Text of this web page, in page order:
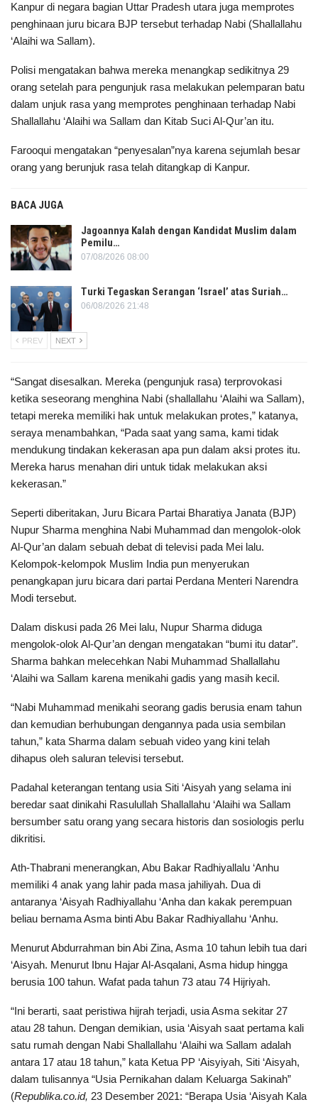
Kanpur di negara bagian Uttar Pradesh utara juga memprotes
penghinaan juru bicara BJP tersebut terhadap Nabi (Shallallahu
‘Alaihi wa Sallam).
Polisi mengatakan bahwa mereka menangkap sedikitnya 29
orang setelah para pengunjuk rasa melakukan pelemparan batu
dalam unjuk rasa yang memprotes penghinaan terhadap Nabi
Shallallahu ‘Alaihi wa Sallam dan Kitab Suci Al-Qur’an itu.
Farooqui mengatakan “penyesalan”nya karena sejumlah besar
orang yang berunjuk rasa telah ditangkap di Kanpur.
BACA JUGA
Jagoannya Kalah dengan Kandidat Muslim dalam
Pemilu…
07/08/2026 08:00
Turki Tegaskan Serangan ‘Israel’ atas Suriah…
06/08/2026 21:48
PREV NEXT
“Sangat disesalkan. Mereka (pengunjuk rasa) terprovokasi
ketika seseorang menghina Nabi (shallallahu ‘Alaihi wa Sallam),
tetapi mereka memiliki hak untuk melakukan protes,” katanya,
seraya menambahkan, “Pada saat yang sama, kami tidak
mendukung tindakan kekerasan apa pun dalam aksi protes itu.
Mereka harus menahan diri untuk tidak melakukan aksi
kekerasan.”
Seperti diberitakan, Juru Bicara Partai Bharatiya Janata (BJP)
Nupur Sharma menghina Nabi Muhammad dan mengolok-olok
Al-Qur’an dalam sebuah debat di televisi pada Mei lalu.
Kelompok-kelompok Muslim India pun menyerukan
penangkapan juru bicara dari partai Perdana Menteri Narendra
Modi tersebut.
Dalam diskusi pada 26 Mei lalu, Nupur Sharma diduga
mengolok-olok Al-Qur’an dengan mengatakan “bumi itu datar”.
Sharma bahkan melecehkan Nabi Muhammad Shallallahu
‘Alaihi wa Sallam karena menikahi gadis yang masih kecil.
“Nabi Muhammad menikahi seorang gadis berusia enam tahun
dan kemudian berhubungan dengannya pada usia sembilan
tahun,” kata Sharma dalam sebuah video yang kini telah
dihapus oleh saluran televisi tersebut.
Padahal keterangan tentang usia Siti ‘Aisyah yang selama ini
beredar saat dinikahi Rasulullah Shallallahu ‘Alaihi wa Sallam
bersumber satu orang yang secara historis dan sosiologis perlu
dikritisi.
Ath-Thabrani menerangkan, Abu Bakar Radhiyallalu ‘Anhu
memiliki 4 anak yang lahir pada masa jahiliyah. Dua di
antaranya ‘Aisyah Radhiyallahu ‘Anha dan kakak perempuan
beliau bernama Asma binti Abu Bakar Radhiyallahu ‘Anhu.
Menurut Abdurrahman bin Abi Zina, Asma 10 tahun lebih tua dari
‘Aisyah. Menurut Ibnu Hajar Al-Asqalani, Asma hidup hingga
berusia 100 tahun. Wafat pada tahun 73 atau 74 Hijriyah.
“Ini berarti, saat peristiwa hijrah terjadi, usia Asma sekitar 27
atau 28 tahun. Dengan demikian, usia ‘Aisyah saat pertama kali
satu rumah dengan Nabi Shallallahu ‘Alaihi wa Sallam adalah
antara 17 atau 18 tahun,” kata Ketua PP ‘Aisyiyah, Siti ‘Aisyah,
dalam tulisannya “Usia Pernikahan dalam Keluarga Sakinah”
(Republika.co.id, 23 Desember 2021: “Berapa Usia ‘Aisyah Kala